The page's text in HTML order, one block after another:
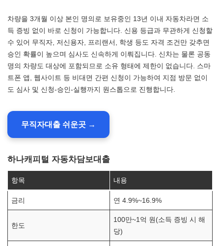
차량을 3개월 이상 본인 명의로 보유중인 13년 이내 자동차라면 소
득 증빙 없이 바로 신청이 가능합니다. 신용 등급과 무관하게 신청할
수 있어 무직자, 저신용자, 프리랜서, 학생 등도 자격 조건만 갖추면
승인 확률이 높으며 심사도 신속하게 이뤄집니다. 신차는 물론 공동
명의 차량도 대상에 포함되므로 소유 형태에 제한이 없습니다. 스마
트폰 앱, 웹사이트 등 비대면 간편 신청이 가능하여 지점 방문 없이
도 심사 및 신청-승인-실행까지 원스톱으로 진행합니다.
무직자대출 쉬운곳 →
하나캐피털 자동차담보대출
항목 내용
금리 연 4.9%~16.9%
한도
100만~1억 원(소득 증빙 시 해
당)